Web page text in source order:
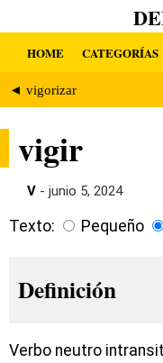
HOME CATEGORÍAS
◄ vigorizar
vigir
V - junio 5, 2024
Texto: Pequeño
Definición
Verbo neutro